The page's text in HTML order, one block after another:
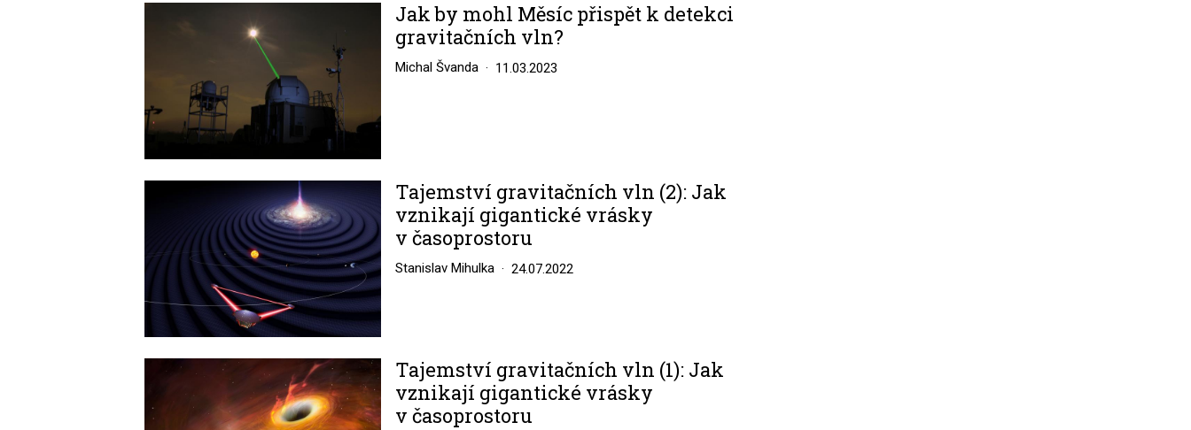
Jak by mohl Měsíc přispět k detekci
gravitačních vln?
Michal Švanda 11.03.2023
Tajemství gravitačních vln (2): Jak
vznikají gigantické vrásky
v časoprostoru
Stanislav Mihulka 24.07.2022
Image
Tajemství gravitačních vln (1): Jak
vznikají gigantické vrásky
v časoprostoru